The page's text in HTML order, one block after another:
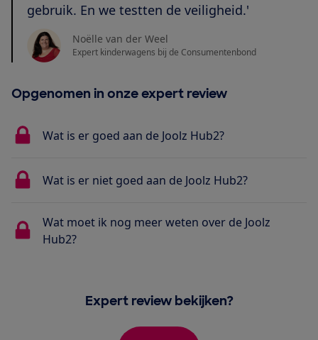
gebruik. En we testten de veiligheid.'
Noëlle van der Weel
Expert kinderwagens bij de Consumentenbond
Opgenomen in onze expert review
Wat is er goed aan de Joolz Hub2?
Wat is er niet goed aan de Joolz Hub2?
Wat moet ik nog meer weten over de Joolz
Hub2?
Expert review bekijken?